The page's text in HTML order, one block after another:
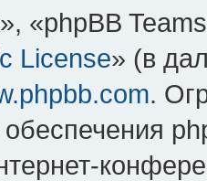
«phpBB
License» (в
.